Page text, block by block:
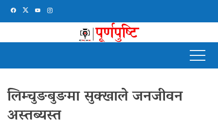
लिम्चुङबुङमा सुक्खाले जनजीवन
अस्तब्यस्त